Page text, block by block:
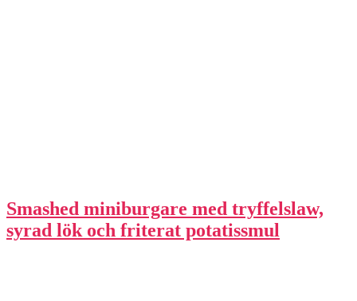
Smashed miniburgare med tryffelslaw,
syrad lök och friterat potatissmul